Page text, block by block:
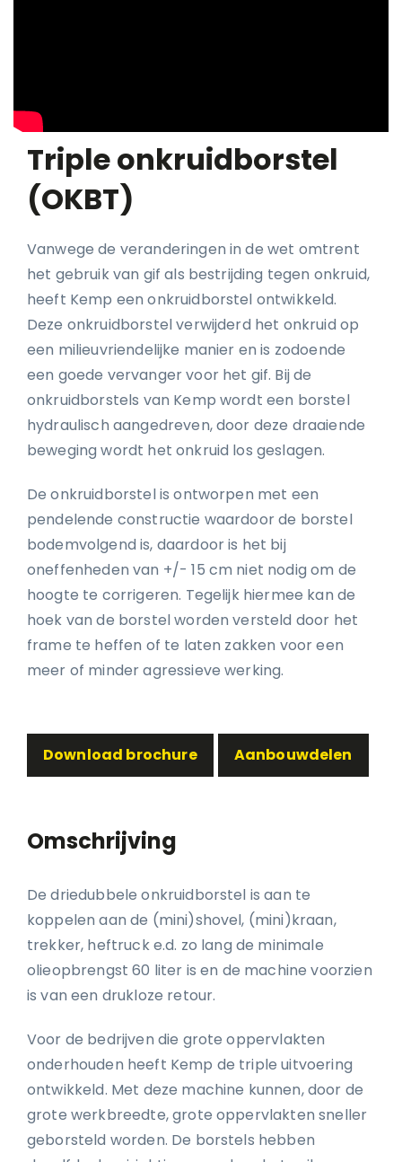
Triple onkruidborstel
(OKBT)
Vanwege de veranderingen in de wet omtrent
het gebruik van gif als bestrijding tegen onkruid,
heeft Kemp een onkruidborstel ontwikkeld.
Deze onkruidborstel verwijderd het onkruid op
een milieuvriendelijke manier en is zodoende
een goede vervanger voor het gif. Bij de
onkruidborstels van Kemp wordt een borstel
hydraulisch aangedreven, door deze draaiende
beweging wordt het onkruid los geslagen.
De onkruidborstel is ontworpen met een
pendelende constructie waardoor de borstel
bodemvolgend is, daardoor is het bij
oneffenheden van +/- 15 cm niet nodig om de
hoogte te corrigeren. Tegelijk hiermee kan de
hoek van de borstel worden versteld door het
frame te heffen of te laten zakken voor een
meer of minder agressieve werking.
Download brochure Aanbouwdelen
Omschrijving
De driedubbele onkruidborstel is aan te
koppelen aan de (mini)shovel, (mini)kraan,
trekker, heftruck e.d. zo lang de minimale
olieopbrengst 60 liter is en de machine voorzien
is van een drukloze retour.
Voor de bedrijven die grote oppervlakten
onderhouden heeft Kemp de triple uitvoering
ontwikkeld. Met deze machine kunnen, door de
grote werkbreedte, grote oppervlakten sneller
geborsteld worden. De borstels hebben